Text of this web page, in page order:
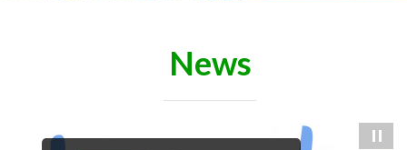
News